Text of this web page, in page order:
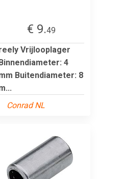
€ 9.49
Vrijlooplager
4
Buitendiameter: 8
Conrad NL